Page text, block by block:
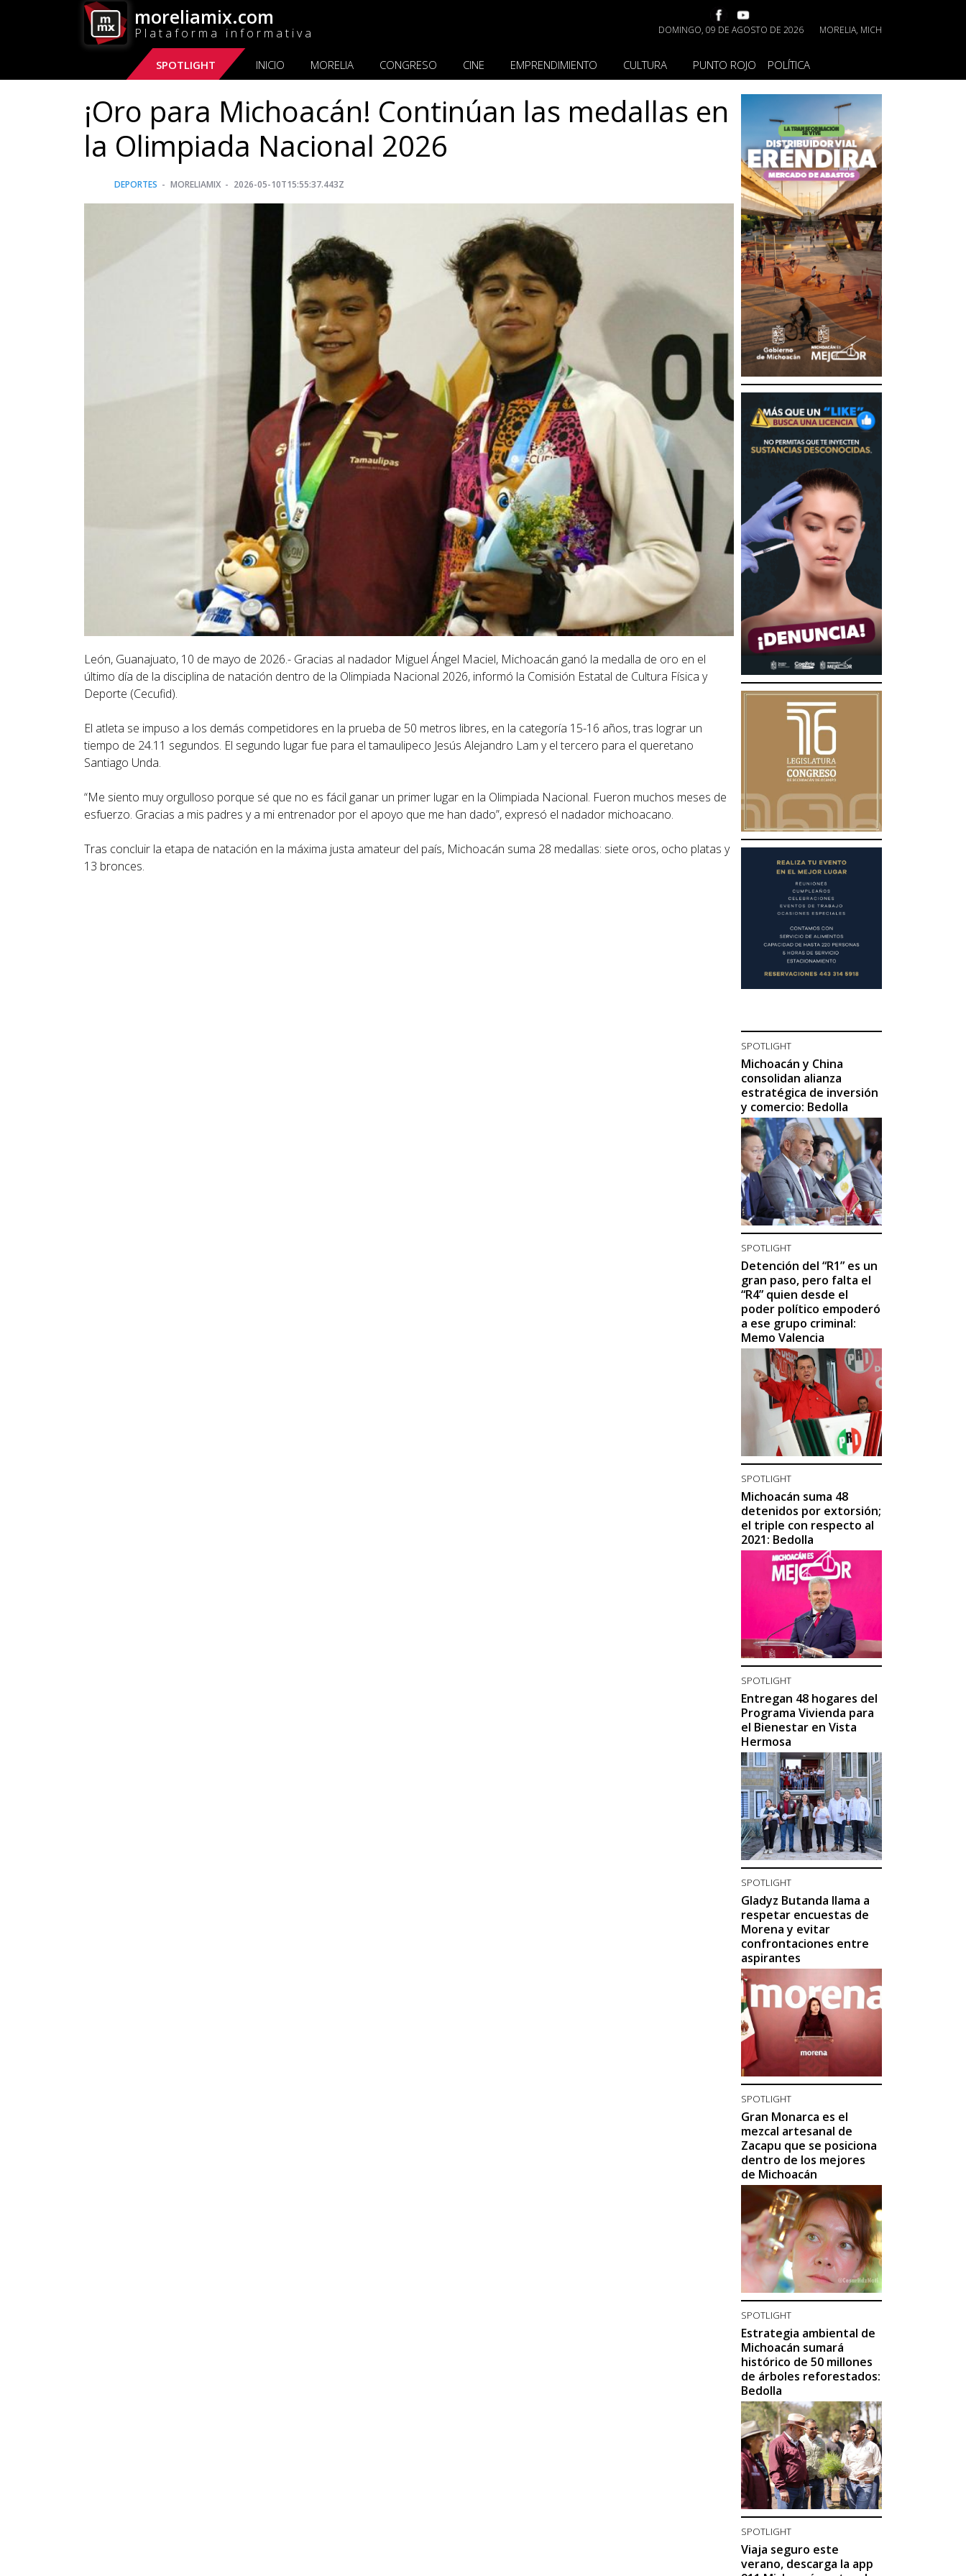
moreliamix.com
Plataforma informativa DOMINGO, 09 DE AGOSTO DE 2026 MORELIA, MICH
SPOTLIGHT INICIO MORELIA CONGRESO CINE EMPRENDIMIENTO CULTURA PUNTO ROJO POLÍTICA
¡Oro para Michoacán! Continúan las medallas en
la Olimpiada Nacional 2026
DEPORTES MORELIAMIX 2026-05-10T15:55:37.443Z
León, Guanajuato, 10 de mayo de 2026.- Gracias al nadador Miguel Ángel Maciel, Michoacán ganó la medalla de oro en el
último día de la disciplina de natación dentro de la Olimpiada Nacional 2026, informó la Comisión Estatal de Cultura Física y
Deporte (Cecufid).
El atleta se impuso a los demás competidores en la prueba de 50 metros libres, en la categoría 15-16 años, tras lograr un
tiempo de 24.11 segundos. El segundo lugar fue para el tamaulipeco Jesús Alejandro Lam y el tercero para el queretano
Santiago Unda.
“Me siento muy orgulloso porque sé que no es fácil ganar un primer lugar en la Olimpiada Nacional. Fueron muchos meses de
esfuerzo. Gracias a mis padres y a mi entrenador por el apoyo que me han dado”, expresó el nadador michoacano.
Tras concluir la etapa de natación en la máxima justa amateur del país, Michoacán suma 28 medallas: siete oros, ocho platas y
13 bronces.
SPOTLIGHT
Michoacán y China
consolidan alianza
estratégica de inversión
y comercio: Bedolla
SPOTLIGHT
Detención del “R1” es un
gran paso, pero falta el
“R4” quien desde el
poder político empoderó
a ese grupo criminal:
Memo Valencia
SPOTLIGHT
Michoacán suma 48
detenidos por extorsión;
el triple con respecto al
2021: Bedolla
SPOTLIGHT
Entregan 48 hogares del
Programa Vivienda para
el Bienestar en Vista
Hermosa
SPOTLIGHT
Gladyz Butanda llama a
respetar encuestas de
Morena y evitar
confrontaciones entre
aspirantes
SPOTLIGHT
Gran Monarca es el
mezcal artesanal de
Zacapu que se posiciona
dentro de los mejores
de Michoacán
SPOTLIGHT
Estrategia ambiental de
Michoacán sumará
histórico de 50 millones
de árboles reforestados:
Bedolla
SPOTLIGHT
Viaja seguro este
verano, descarga la app